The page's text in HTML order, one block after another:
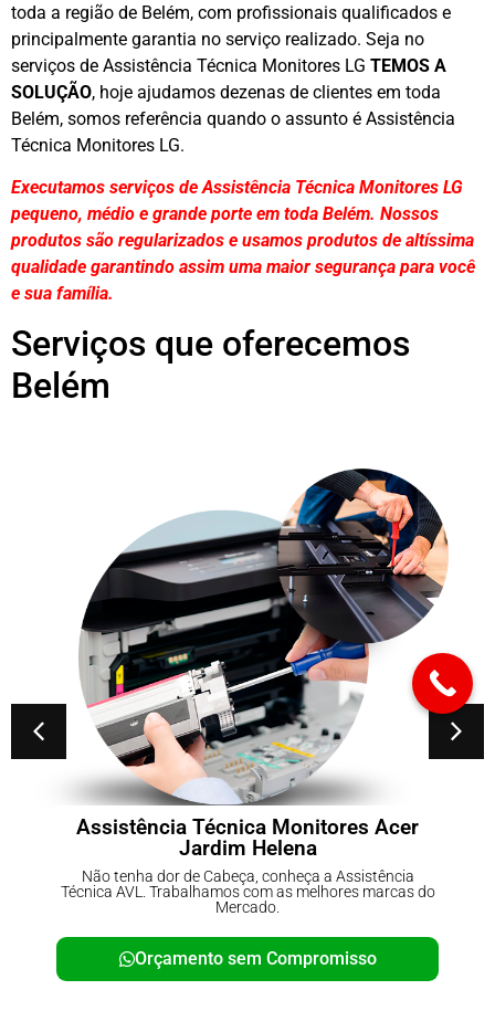
toda a região de Belém, com profissionais qualificados e
principalmente garantia no serviço realizado. Seja no
serviços de Assistência Técnica Monitores LG TEMOS A
SOLUÇÃO, hoje ajudamos dezenas de clientes em toda
Belém, somos referência quando o assunto é Assistência
Técnica Monitores LG.
Executamos serviços de Assistência Técnica Monitores LG
pequeno, médio e grande porte em toda Belém. Nossos
produtos são regularizados e usamos produtos de altíssima
qualidade garantindo assim uma maior segurança para você
e sua família.
Serviços que oferecemos
Belém
Acer
Assistência
marcas do
Conserto de No-breaks
Não tenha dor de Cabeça, conheça a
Técnica AVL. Trabalhamos com as
Orçamento sem